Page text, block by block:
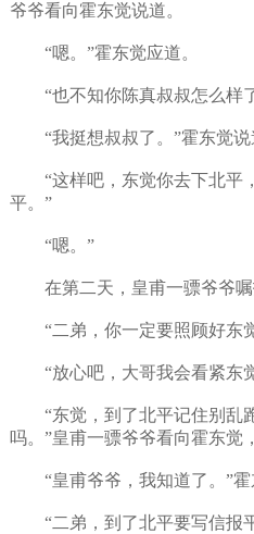
爷爷看向霍东觉说道。
“嗯。”霍东觉应道。
“也不知你陈真叔叔怎么样了
“我挺想叔叔了。”霍东觉说
“这样吧，东觉你去下北平
平。”
“嗯。”
在第二天，皇甫一骠爷爷嘱
“二弟，你一定要照顾好东
“放心吧，大哥我会看紧东觉
“东觉，到了北平记住别乱
吗。”皇甫一骠爷爷看向霍东觉
“皇甫爷爷，我知道了。”霍
“二弟，到了北平要写信报平